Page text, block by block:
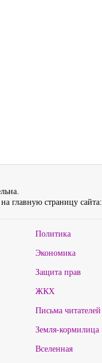
главную страницу сайта:
Политика
Экономика
Защита прав
ЖКХ
Письма читателей
Земля-кормилица
Вселенная